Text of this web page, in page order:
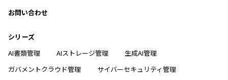
お問い合わせ
シリーズ
AI書類管理
AIストレージ管理
生成AI管理
ガバメントクラウド管理
サイバーセキュリティ管理